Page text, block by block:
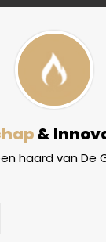
&
haard van De